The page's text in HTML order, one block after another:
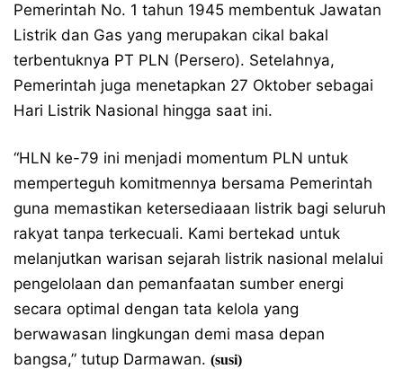
Pemerintah No. 1 tahun 1945 membentuk Jawatan
Listrik dan Gas yang merupakan cikal bakal
terbentuknya PT PLN (Persero). Setelahnya,
Pemerintah juga menetapkan 27 Oktober sebagai
Hari Listrik Nasional hingga saat ini.
“HLN ke-79 ini menjadi momentum PLN untuk
memperteguh komitmennya bersama Pemerintah
guna memastikan ketersediaaan listrik bagi seluruh
rakyat tanpa terkecuali. Kami bertekad untuk
melanjutkan warisan sejarah listrik nasional melalui
pengelolaan dan pemanfaatan sumber energi
secara optimal dengan tata kelola yang
berwawasan lingkungan demi masa depan
bangsa,” tutup Darmawan. (susi)